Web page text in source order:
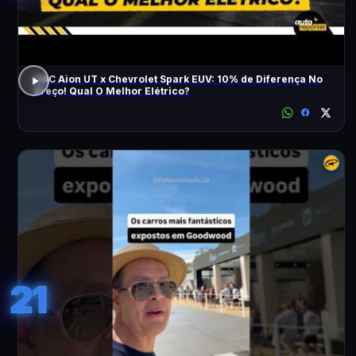
GAC Aion UT x Chevrolet Spark EUV: 10% de Diferença No
Preço! Qual O Melhor Elétrico?
21